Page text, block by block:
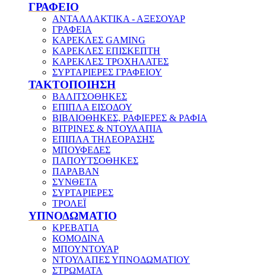
ΓΡΑΦΕΙΟ
ΑΝΤΑΛΛΑΚΤΙΚΑ - ΑΞΕΣΟΥΑΡ
ΓΡΑΦΕΙΑ
ΚΑΡΕΚΛΕΣ GAMING
ΚΑΡΕΚΛΕΣ ΕΠΙΣΚΕΠΤΗ
ΚΑΡΕΚΛΕΣ ΤΡΟΧΗΛΑΤΕΣ
ΣΥΡΤΑΡΙΕΡΕΣ ΓΡΑΦΕΙΟΥ
ΤΑΚΤΟΠΟΙΗΣΗ
ΒΑΛΙΤΣΟΘΗΚΕΣ
ΕΠΙΠΛΑ ΕΙΣΟΔΟΥ
ΒΙΒΛΙΟΘΗΚΕΣ, ΡΑΦΙΕΡΕΣ & ΡΑΦΙΑ
ΒΙΤΡΙΝΕΣ & ΝΤΟΥΛΑΠΙΑ
ΕΠΙΠΛΑ ΤΗΛΕΟΡΑΣΗΣ
ΜΠΟΥΦΕΔΕΣ
ΠΑΠΟΥΤΣΟΘΗΚΕΣ
ΠΑΡΑΒΑΝ
ΣΥΝΘΕΤΑ
ΣΥΡΤΑΡΙΕΡΕΣ
ΤΡΟΛΕΪ
ΥΠΝΟΔΩΜΑΤΙΟ
ΚΡΕΒΑΤΙΑ
ΚΟΜΟΔΙΝΑ
ΜΠΟΥΝΤΟΥΑΡ
ΝΤΟΥΛΑΠΕΣ ΥΠΝΟΔΩΜΑΤΙΟΥ
ΣΤΡΩΜΑΤΑ